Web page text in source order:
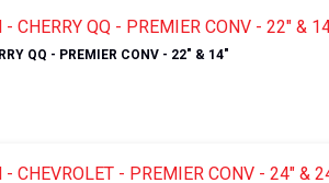
QQ - PREMIER CONV - 22" & 14"